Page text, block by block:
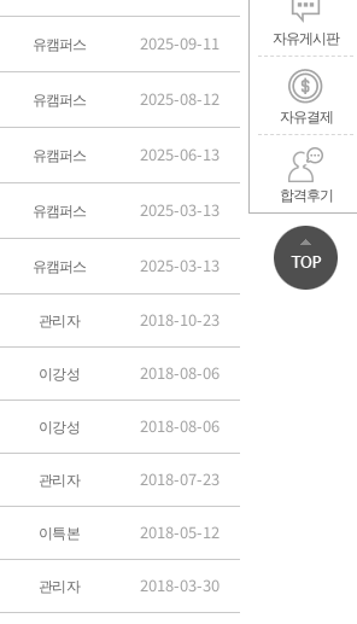
자유게시판
자유결제
합격후기
유캠퍼스 2025-09-11
유캠퍼스 2025-08-12
유캠퍼스 2025-06-13
유캠퍼스 2025-03-13
유캠퍼스 2025-03-13
관리자 2018-10-23
이강성 2018-08-06
이강성 2018-08-06
관리자 2018-07-23
이특본 2018-05-12
관리자 2018-03-30